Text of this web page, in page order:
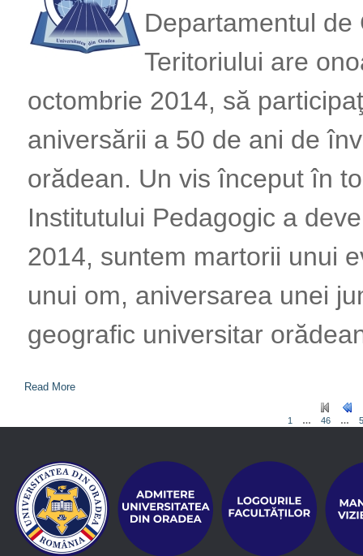
Departamentul de
Teritoriului are
octombrie 2014, să
aniversării a 50 de ani de
orădean. Un vis început în
Institutului Pedagogic a
2014, suntem martorii unui
unui om, aniversarea unei
geografic universitar
Read More
1 … 46 …